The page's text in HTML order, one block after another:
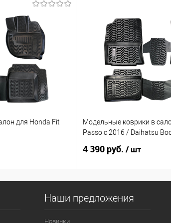
для Honda Fit
Модельные коврики в
Passo с 2016 / Daihatsu
4 390 руб. / шт
Наши предложения
Новинки